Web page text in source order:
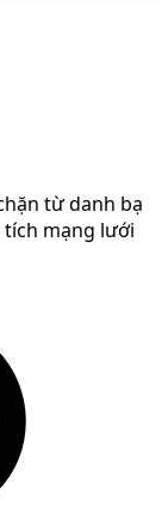
từ danh bạ
tích mạng lưới